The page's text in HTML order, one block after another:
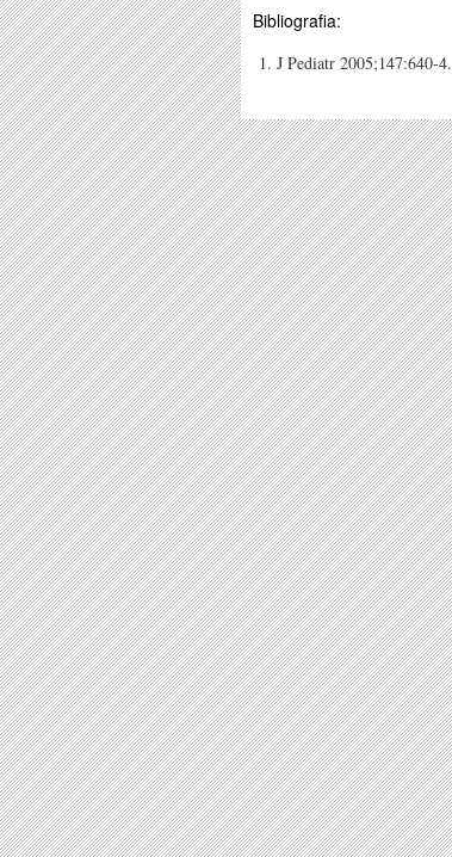
Bibliografia:
J Pediatr 2005;147:640-4.